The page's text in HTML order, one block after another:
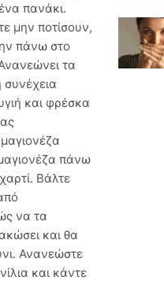
πανάκι.
μην ποτίσουν,
πάνω στο
τα
και φρέσκα
πάνω
Βάλτε
να τα
και θα
Ανανεώστε
και κάντε